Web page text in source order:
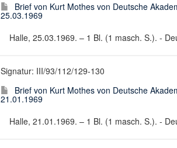
Brief von Kurt Mothes von Deutsche
25.03.1969
Halle, 25.03.1969. – 1 Bl. (1 masch. S.). -
Signatur: III/93/112/129-130
Brief von Kurt Mothes von Deutsche
21.01.1969
Halle, 21.01.1969. – 1 Bl. (1 masch. S.). -